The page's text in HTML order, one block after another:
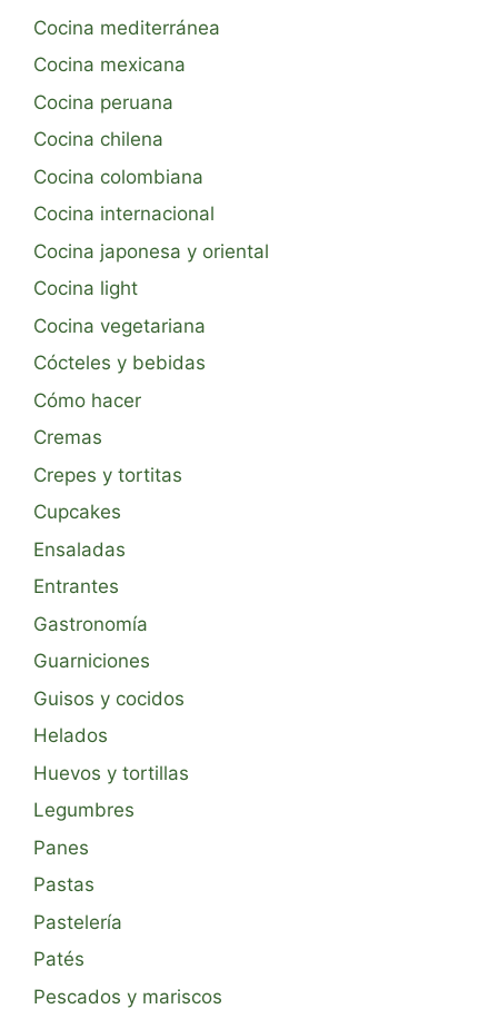
Cocina mediterránea
Cocina mexicana
Cocina peruana
Cocina chilena
Cocina colombiana
Cocina internacional
Cocina japonesa y oriental
Cocina light
Cocina vegetariana
Cócteles y bebidas
Cómo hacer
Cremas
Crepes y tortitas
Cupcakes
Ensaladas
Entrantes
Gastronomía
Guarniciones
Guisos y cocidos
Helados
Huevos y tortillas
Legumbres
Panes
Pastas
Pastelería
Patés
Pescados y mariscos